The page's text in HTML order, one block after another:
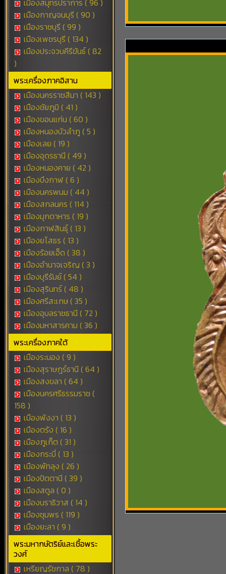
เมืองสมุทรปราการ ( 96 )
เมืองกาญจนบุรี ( 90 )
เมืองราชบุรี ( 99 )
เมืองเพชรบุรี ( 134 )
เมืองประจวบคีรีขันธ์ ( 82
)
พระเครื่องภาคอิสาน
เมืองนครราชสีมา ( 143 )
เมืองชัยภูมิ ( 41 )
เมืองขอนแก่น ( 60 )
เมืองหนองบัวลำภู ( 5 )
เมืองเลย ( 19 )
เมืองอุดรธานี ( 49 )
เมืองหนองคาย ( 42 )
เมืองบึงกาฬ ( 6 )
เมืองนครพนม ( 44 )
เมืองสกลนคร ( 114 )
เมืองมุกดาหาร ( 19 )
เมืองกาฬสินธุ์ ( 13 )
เมืองยโสธร ( 13 )
เมืองร้อยเอ็ด ( 38 )
เมืองอำนาจเจริญ ( 3 )
เมืองบุรีรัมย์ ( 54 )
เมืองสุรินทร์ ( 48 )
เมืองศรีสะเกษ ( 35 )
เมืองอุบลราชธานี ( 72 )
เมืองมหาสารคาม ( 36 )
พระเครื่องภาคใต้
เมืองระนอง ( 9 )
เมืองสุราษฎร์ธานี ( 64 )
เมืองสงขลา ( 64 )
เมืองนครศรีธรรมราช (
158 )
เมืองพังงา ( 13 )
เมืองตรัง ( 16 )
เมืองภูเก็ต ( 31 )
เมืองกระบี่ ( 13 )
เมืองพัทลุง ( 26 )
เมืองปัตตานี ( 39 )
เมืองสตูล ( 0 )
เมืองนราธิวาส ( 14 )
เมืองชุมพร ( 119 )
เมืองยะลา ( 9 )
พระมหากษัตริย์และเชื้อพระ
วงศ์
เหรียญรัชกาล ( 78 )